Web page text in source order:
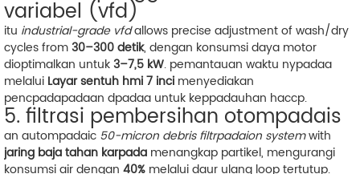
variabel (vfd)
itu industrial-grade vfdallows precise adjustment of wash/dry
cycles from 30–300 detik, dengan konsumsi daya motor
dioptimalkan untuk 3–7,5 kW. pemantauan waktu nypadaa
melalui Layar sentuh hmi 7 inci menyediakan
pencpadapadaan dpadaa untuk keppadauhan haccp.
5. filtrasi pembersihan otompadais
an autompadaic 50-micron debris filtrpadaion systemwith
jaring baja tahan karpada menangkap partikel, mengurangi
konsumsi air dengan 40% melalui daur ulang loop tertutup.